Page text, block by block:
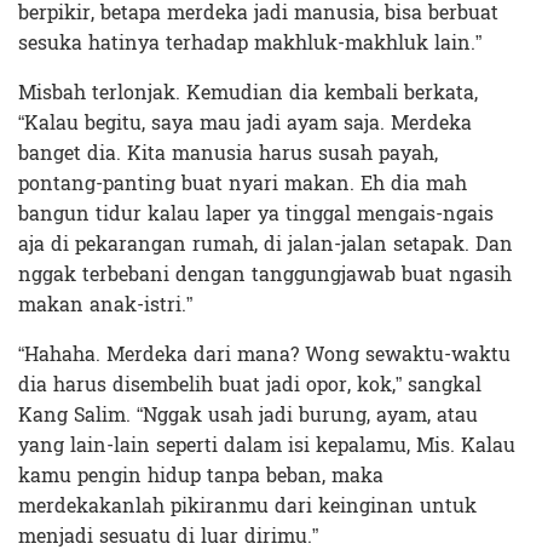
berpikir, betapa merdeka jadi manusia, bisa berbuat
sesuka hatinya terhadap makhluk-makhluk lain.”
Misbah terlonjak. Kemudian dia kembali berkata,
“Kalau begitu, saya mau jadi ayam saja. Merdeka
banget dia. Kita manusia harus susah payah,
pontang-panting buat nyari makan. Eh dia mah
bangun tidur kalau laper ya tinggal mengais-ngais
aja di pekarangan rumah, di jalan-jalan setapak. Dan
nggak terbebani dengan tanggungjawab buat ngasih
makan anak-istri.”
“Hahaha. Merdeka dari mana? Wong sewaktu-waktu
dia harus disembelih buat jadi opor, kok,” sangkal
Kang Salim. “Nggak usah jadi burung, ayam, atau
yang lain-lain seperti dalam isi kepalamu, Mis. Kalau
kamu pengin hidup tanpa beban, maka
merdekakanlah pikiranmu dari keinginan untuk
menjadi sesuatu di luar dirimu.”